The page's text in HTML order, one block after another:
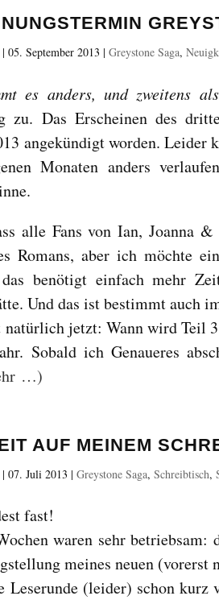
|05. September 2013 |Greystone Saga,
es anders, und zweitens
zu. Das Erscheinen des
angekündigt worden. Leider
Monaten anders
alle Fans von Ian, Joanna
Romans, aber ich möchte
benötigt einfach mehr
Und das ist bestimmt auch
natürlich jetzt: Wann wird Teil
Sobald ich Genaueres
…)
AUF MEINEM
|07. Juli 2013 |Greystone Saga,Schreibtisch,
fast!
waren sehr
meines neuen (vorerst
Leserunde (leider) schon